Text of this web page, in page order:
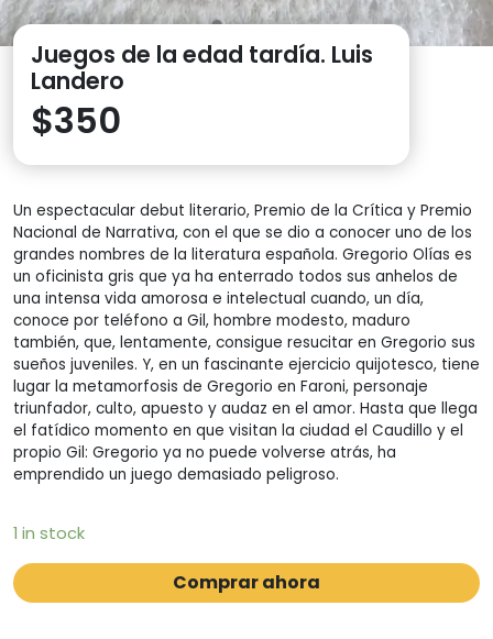
Juegos de la edad tardía. Luis
Landero
$350
Un espectacular debut literario, Premio de la Crítica y Premio
Nacional de Narrativa, con el que se dio a conocer uno de los
grandes nombres de la literatura española. Gregorio Olías es
un oficinista gris que ya ha enterrado todos sus anhelos de
una intensa vida amorosa e intelectual cuando, un día,
conoce por teléfono a Gil, hombre modesto, maduro
también, que, lentamente, consigue resucitar en Gregorio sus
sueños juveniles. Y, en un fascinante ejercicio quijotesco, tiene
lugar la metamorfosis de Gregorio en Faroni, personaje
triunfador, culto, apuesto y audaz en el amor. Hasta que llega
el fatídico momento en que visitan la ciudad el Caudillo y el
propio Gil: Gregorio ya no puede volverse atrás, ha
emprendido un juego demasiado peligroso.
1 in stock
Comprar ahora